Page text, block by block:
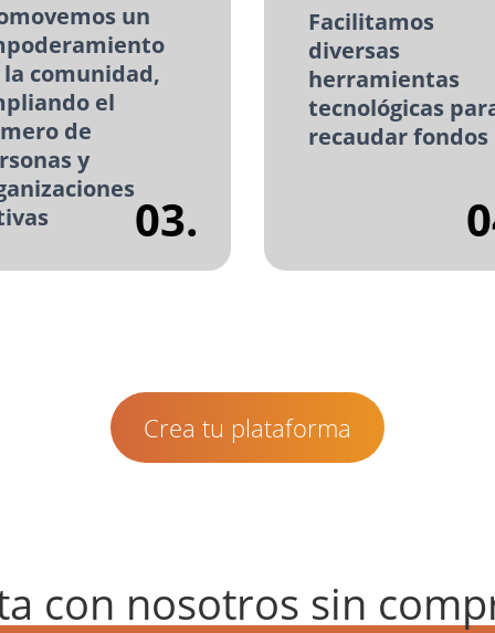
un
comunidad,
el
de
y
03.
Facilitamos
diversas
herramientas
tecnológicas
recaudar fondos
Crea tu plataforma
con nosotros sin